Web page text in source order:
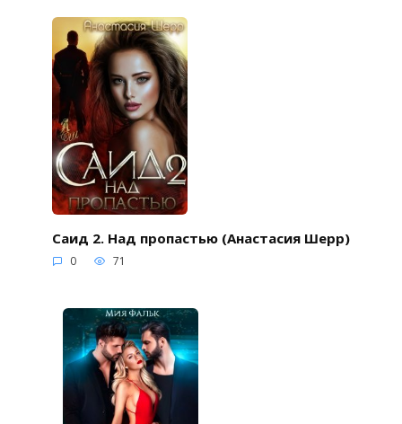
Саид 2. Над пропастью (Анастасия Шерр)
0 71